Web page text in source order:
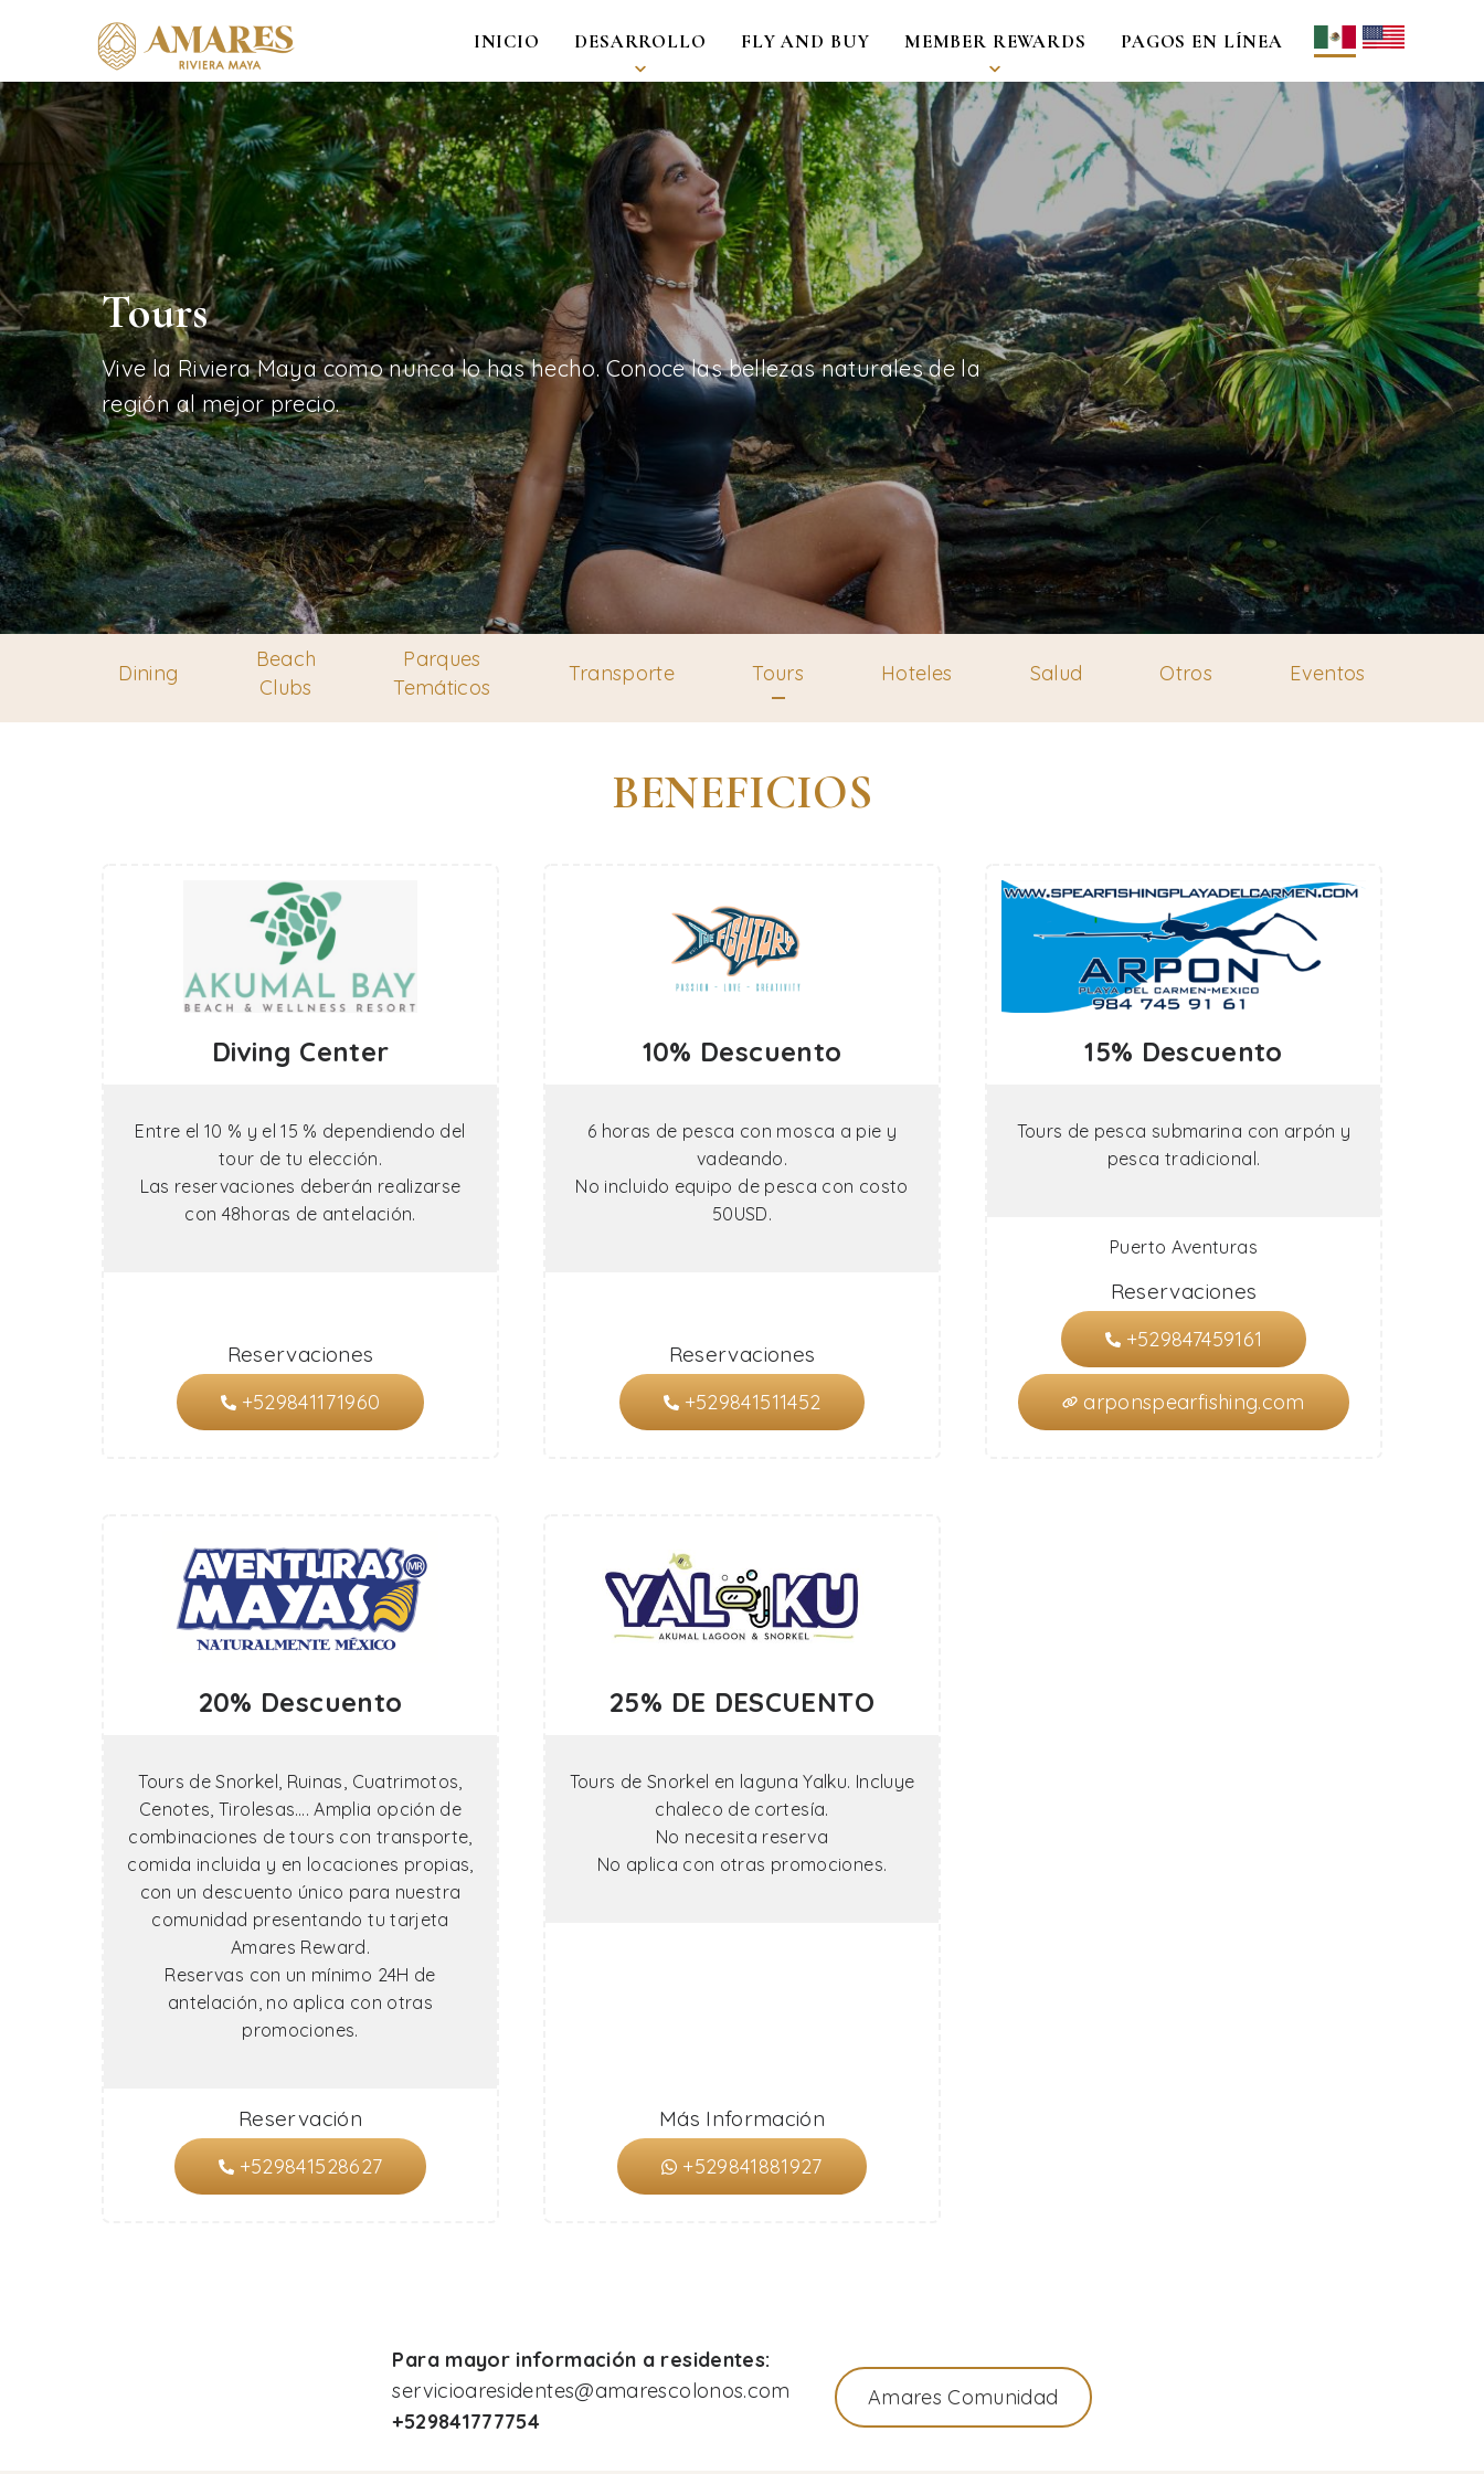
INICIO DESARROLLO FLY AND BUY MEMBER REWARDS PAGOS EN LÍNEA
Tours
Vive la Riviera Maya como nunca lo has hecho. Conoce las bellezas naturales de la
región al mejor precio.
Dining
Beach
Clubs
Parques
Temáticos
Transporte Tours Hoteles Salud Otros Eventos
BENEFICIOS
Diving Center
Entre el 10 % y el 15 % dependiendo del
tour de tu elección.
Las reservaciones deberán realizarse
con 48horas de antelación.
Reservaciones
+529841171960
10% Descuento
6 horas de pesca con mosca a pie y
vadeando.
No incluido equipo de pesca con costo
50USD.
Reservaciones
+529841511452
15% Descuento
Tours de pesca submarina con arpón y
pesca tradicional.
Puerto Aventuras
Reservaciones
+529847459161
arponspearfishing.com
20% Descuento
Tours de Snorkel, Ruinas, Cuatrimotos,
Cenotes, Tirolesas…. Amplia opción de
combinaciones de tours con transporte,
comida incluida y en locaciones propias,
con un descuento único para nuestra
comunidad presentando tu tarjeta
Amares Reward.
Reservas con un mínimo 24H de
antelación, no aplica con otras
promociones.
Reservación
+529841528627
25% DE DESCUENTO
Tours de Snorkel en laguna Yalku. Incluye
chaleco de cortesía.
No necesita reserva
No aplica con otras promociones.
Más Información
+529841881927
Para mayor información a residentes:
servicioaresidentes@amarescolonos.com
+529841777754
Amares Comunidad